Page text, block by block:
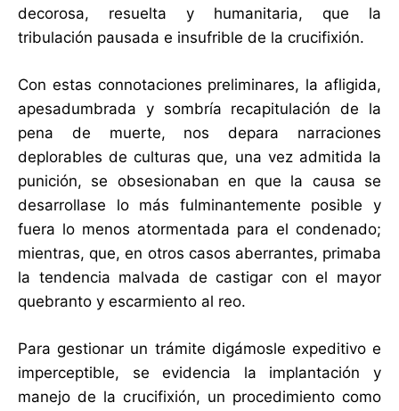
decorosa, resuelta y humanitaria, que la
tribulación pausada e insufrible de la crucifixión.
Con estas connotaciones preliminares, la afligida,
apesadumbrada y sombría recapitulación de la
pena de muerte, nos depara narraciones
deplorables de culturas que, una vez admitida la
punición, se obsesionaban en que la causa se
desarrollase lo más fulminantemente posible y
fuera lo menos atormentada para el condenado;
mientras, que, en otros casos aberrantes, primaba
la tendencia malvada de castigar con el mayor
quebranto y escarmiento al reo.
Para gestionar un trámite digámosle expeditivo e
imperceptible, se evidencia la implantación y
manejo de la crucifixión, un procedimiento como